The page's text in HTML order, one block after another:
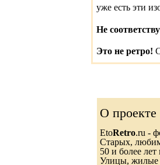
уже есть эти
Не
Это не ретро!
О проекте
EtoRetro.ru -
Старых,
50 и более лет
Улицы, жилые